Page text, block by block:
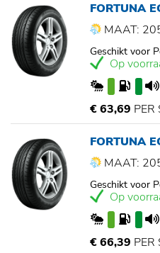
FORTUNA
MAAT:
Geschikt voor
Op
€ 63,69 PER
FORTUNA
MAAT:
Geschikt voor
Op
€ 66,39 PER